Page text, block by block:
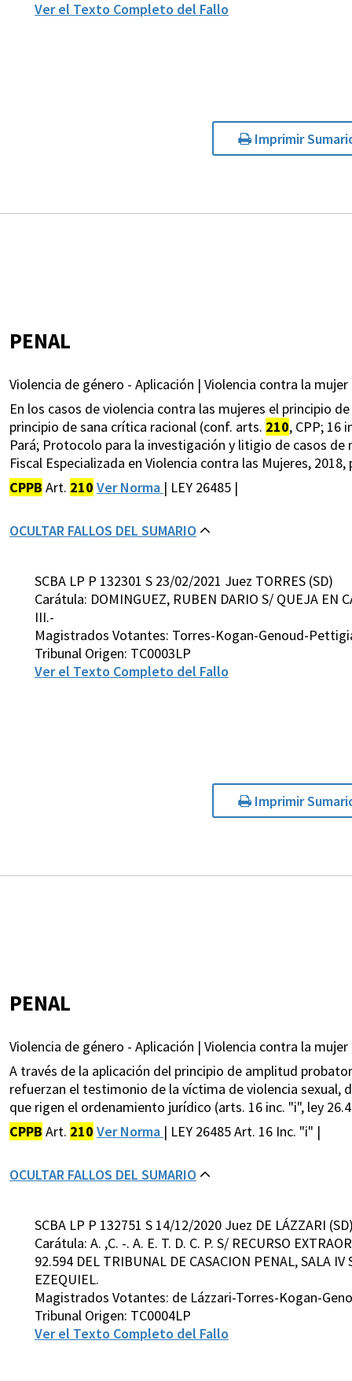
Ver el Texto Completo del Fallo
Imprimir
PENAL
Violencia de género - Aplicación | Violencia contra la
En los casos de violencia contra las mujeres el principio
principio de sana crítica racional (conf. arts. 210, CPP; 16
Pará; Protocolo para la investigación y litigio de casos
Fiscal Especializada en Violencia contra las Mujeres, 2018,
CPPB Art. 210 Ver Norma | LEY 26485 |
OCULTAR FALLOS DEL SUMARIO
SCBA LP P 132301 S 23/02/2021 Juez TORRES (SD)
Carátula: DOMINGUEZ, RUBEN DARIO S/ QUEJA EN
III.-
Magistrados Votantes: Torres-Kogan-Genoud-
Tribunal Origen: TC0003LP
Ver el Texto Completo del Fallo
Imprimir
PENAL
Violencia de género - Aplicación | Violencia contra la
A través de la aplicación del principio de amplitud
refuerzan el testimonio de la víctima de violencia
que rigen el ordenamiento jurídico (arts. 16 inc. "i", ley
CPPB Art. 210 Ver Norma | LEY 26485 Art. 16 Inc. "i" |
OCULTAR FALLOS DEL SUMARIO
SCBA LP P 132751 S 14/12/2020 Juez DE LÁZZARI
Carátula: A. ,C. -. A. E. T. D. C. P. S/ RECURSO
92.594 DEL TRIBUNAL DE CASACION PENAL, SALA
EZEQUIEL.
Magistrados Votantes: de Lázzari-Torres-Kogan-
Tribunal Origen: TC0004LP
Ver el Texto Completo del Fallo